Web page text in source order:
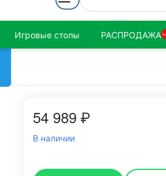
Игровые столы РАСПРОДАЖА%
54 989₽
В наличии